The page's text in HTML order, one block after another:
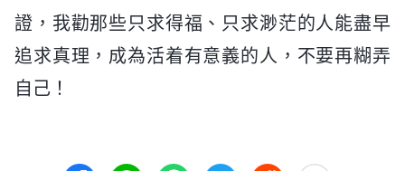
證，我勸那些只求得福、只求渺茫的人能盡早
追求真理，成為活着有意義的人，不要再糊弄
自己！